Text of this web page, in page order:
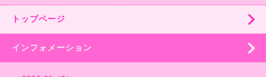
トップページ
インフォメーション